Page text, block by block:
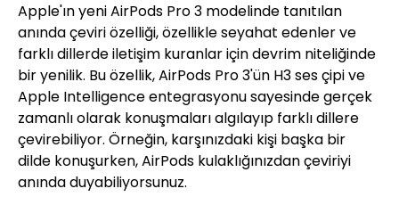
Apple'ın yeni AirPods Pro 3 modelinde tanıtılan
anında çeviri özelliği, özellikle seyahat edenler ve
farklı dillerde iletişim kuranlar için devrim niteliğinde
bir yenilik. Bu özellik, AirPods Pro 3'ün H3 ses çipi ve
Apple Intelligence entegrasyonu sayesinde gerçek
zamanlı olarak konuşmaları algılayıp farklı dillere
çevirebiliyor. Örneğin, karşınızdaki kişi başka bir
dilde konuşurken, AirPods kulaklığınızdan çeviriyi
anında duyabiliyorsunuz.